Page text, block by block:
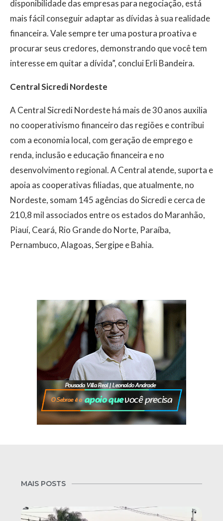
disponibilidade das empresas para negociação, está
mais fácil conseguir adaptar as dívidas à sua realidade
financeira. Vale sempre ter uma postura proativa e
procurar seus credores, demonstrando que você tem
interesse em quitar a dívida”, conclui Erli Bandeira.
Central Sicredi Nordeste
A Central Sicredi Nordeste há mais de 30 anos auxilia
no cooperativismo financeiro das regiões e contribui
com a economia local, com geração de emprego e
renda, inclusão e educação financeira e no
desenvolvimento regional. A Central atende, suporta e
apoia as cooperativas filiadas, que atualmente, no
Nordeste, somam 145 agências do Sicredi e cerca de
210,8 mil associados entre os estados do Maranhão,
Piauí, Ceará, Rio Grande do Norte, Paraíba,
Pernambuco, Alagoas, Sergipe e Bahia.
MAIS POSTS